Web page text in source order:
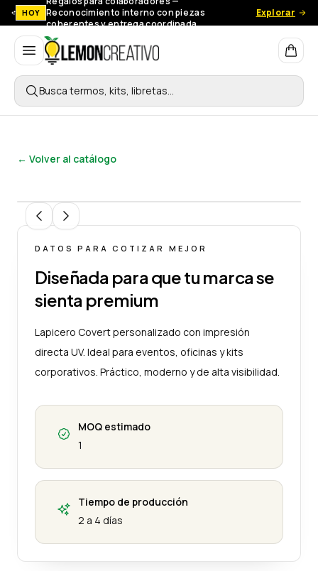
HOY
Reconocimiento interno con piezas
coherentes y entrega coordinada.
Explorar
Lemon Creativo
Busca termos, kits, libretas…
← Volver al catálogo
DATOS PARA COTIZAR MEJOR
Diseñada para que tu marca se
sienta premium
Lapicero Covert personalizado con impresión
directa UV. Ideal para eventos, oficinas y kits
corporativos. Práctico, moderno y de alta visibilidad.
MOQ estimado
1
Tiempo de producción
2 a 4 días